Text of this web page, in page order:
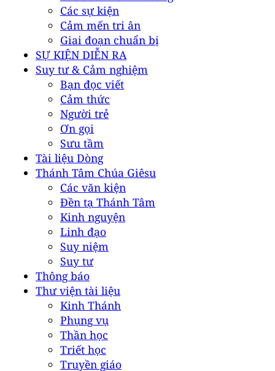
Các sự kiện
Cảm mến tri ân
Giai đoạn chuẩn bị
SỰ KIỆN DIỄN RA
Suy tư & Cảm nghiệm
Bạn đọc viết
Cảm thức
Người trẻ
Ơn gọi
Sưu tầm
Tài liệu Dòng
Thánh Tâm Chúa Giêsu
Các văn kiện
Đền tạ Thánh Tâm
Kinh nguyện
Linh đạo
Suy niệm
Suy tư
Thông báo
Thư viện tài liệu
Kinh Thánh
Phụng vụ
Thần học
Triết học
Truyền giáo